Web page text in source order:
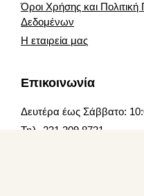
Όροι Χρήσης και
Δεδομένων
Η εταιρεία μας
Επικοινωνία
Δευτέρα έως Σάββατο:
Τηλ. 231 309 8731